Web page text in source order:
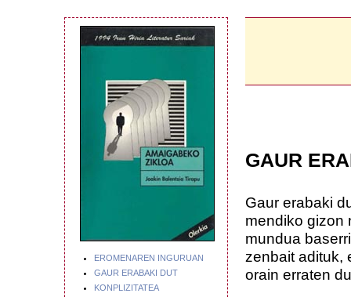
EROMENAREN INGURUAN
GAUR ERABAKI DUT
KONPLIZITATEA
GAUR
Gaur erabaki
mendiko gizon
mundua
zenbait adituk,
orain erraten